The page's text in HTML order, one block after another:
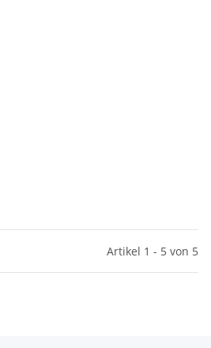
Artikel 1 - 5 von 5